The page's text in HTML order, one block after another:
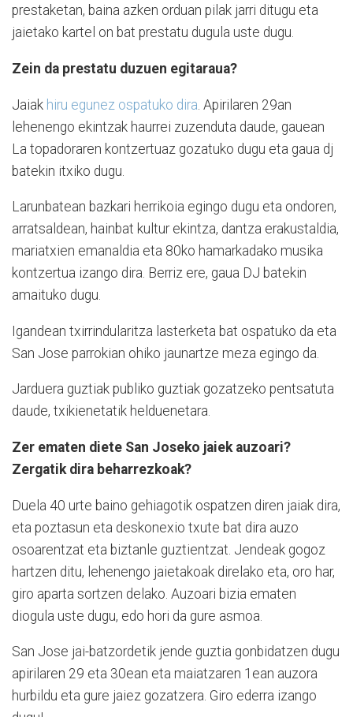
prestaketan, baina azken orduan pilak jarri ditugu eta
jaietako kartel on bat prestatu dugula uste dugu.
Zein da prestatu duzuen egitaraua?
Jaiak hiru egunez ospatuko dira . Apirilaren 29an
lehenengo ekintzak haurrei zuzenduta daude, gauean
La topadoraren kontzertuaz gozatuko dugu eta gaua dj
batekin itxiko dugu.
Larunbatean bazkari herrikoia egingo dugu eta ondoren,
arratsaldean, hainbat kultur ekintza, dantza erakustaldia,
mariatxien emanaldia eta 80ko hamarkadako musika
kontzertua izango dira. Berriz ere, gaua DJ batekin
amaituko dugu.
Igandean txirrindularitza lasterketa bat ospatuko da eta
San Jose parrokian ohiko jaunartze meza egingo da.
Jarduera guztiak publiko guztiak gozatzeko pentsatuta
daude, txikienetatik helduenetara.
Zer ematen diete San Joseko jaiek auzoari?
Zergatik dira beharrezkoak?
Duela 40 urte baino gehiagotik ospatzen diren jaiak dira,
eta poztasun eta deskonexio txute bat dira auzo
osoarentzat eta biztanle guztientzat. Jendeak gogoz
hartzen ditu, lehenengo jaietakoak direlako eta, oro har,
giro aparta sortzen delako. Auzoari bizia ematen
diogula uste dugu, edo hori da gure asmoa.
San Jose jai-batzordetik jende guztia gonbidatzen dugu
apirilaren 29 eta 30ean eta maiatzaren 1ean auzora
hurbildu eta gure jaiez gozatzera. Giro ederra izango